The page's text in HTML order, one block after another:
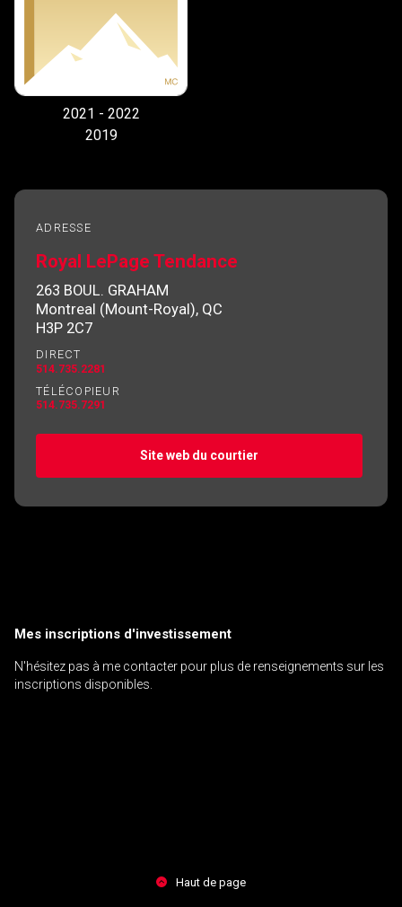
En cliquant sur le bouton « soumettre », vous
consentez à nos conditions d'utilisation et vous
nous fournissez l'autorisation écrite de
communiquer avec vous.
2021 - 2022
2019
ADRESSE
Royal LePage Tendance
263 BOUL. GRAHAM
Montreal (Mount-Royal), QC
H3P 2C7
DIRECT
514.735.2281
TÉLÉCOPIEUR
514.735.7291
Site web du courtier
Mes inscriptions d'investissement
N'hésitez pas à me contacter pour plus de renseignements sur les
inscriptions disponibles.
Haut de page